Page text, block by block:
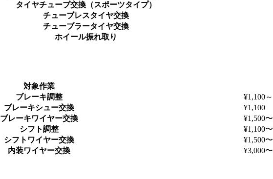
タイヤチューブ交換（スポーツタイプ）
チューブレスタイヤ交換
チューブラータイヤ交換
ホイール振れ取り
対象作業
ブレーキ調整
¥1,100～
ブレーキシュー交換
¥1,100
ブレーキワイヤー交換
¥1,500〜
シフト調整
¥1,100〜
シフトワイヤー交換
¥1,500〜
内装ワイヤー交換
¥3,000〜